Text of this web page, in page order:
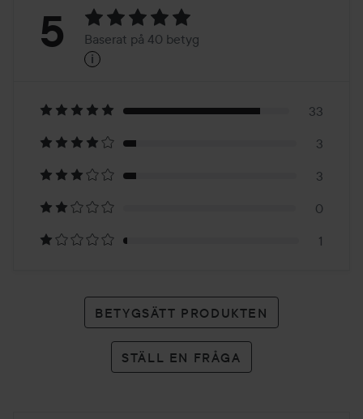
Betyg:
Baserat
på
40
betyg
5 Baserat på 40 betyg
i
33
3
3
0
1
BETYGSÄTT PRODUKTEN
STÄLL EN FRÅGA